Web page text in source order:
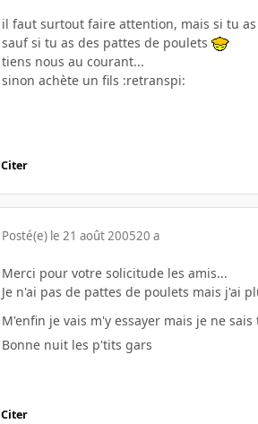
il faut surtout faire attention, mais si tu
sauf si tu as des pattes de poulets
tiens nous au courant...
sinon achète un fils :retranspi:
Citer
Posté(e) le 21 août 200520 a
Merci pour votre solicitude les amis...
Je n'ai pas de pattes de poulets mais j'ai
M'enfin je vais m'y essayer mais je ne
Bonne nuit les p'tits gars
Citer